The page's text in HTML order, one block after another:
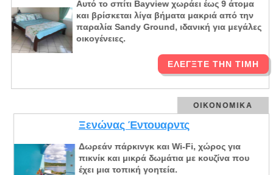
Αυτό το σπίτι Bayview χωράει έως 9 άτομα
και βρίσκεται λίγα βήματα μακριά από την
παραλία Sandy Ground, ιδανική για μεγάλες
οικογένειες.
ΕΛΈΓΞΤΕ ΤΗΝ ΤΙΜΉ
ΟΙΚΟΝΟΜΙΚΆ
Ξενώνας Έντουαρντς
Δωρεάν πάρκινγκ και Wi-Fi, χώρος για
πικνίκ και μικρά δωμάτια με κουζίνα που
έχει μια τοπική γοητεία.